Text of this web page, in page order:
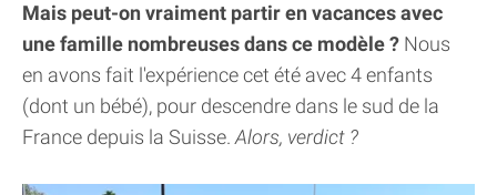
Mais peut-on vraiment partir en vacances avec
une famille nombreuses dans ce modèle ? Nous
en avons fait l'expérience cet été avec 4 enfants
(dont un bébé), pour descendre dans le sud de la
France depuis la Suisse.Alors, verdict ?